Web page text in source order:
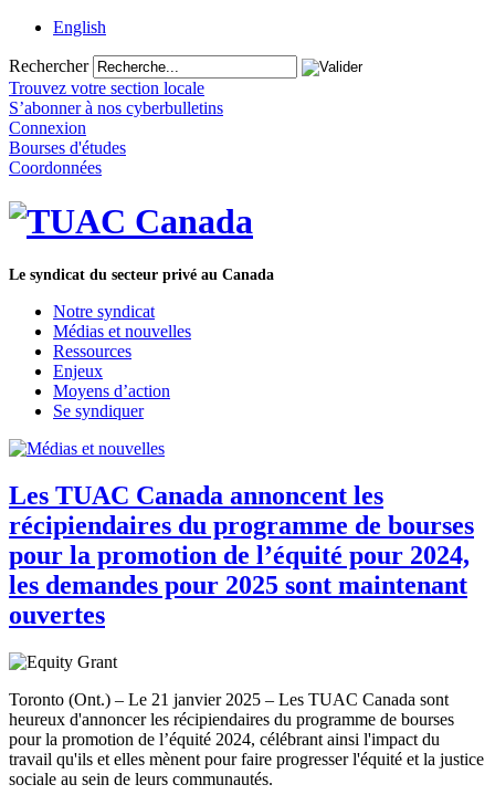
English
Rechercher
Trouvez votre section locale
S’abonner à nos cyberbulletins
Connexion
Bourses d'études
Coordonnées
Le syndicat du secteur privé au Canada
Notre syndicat
Médias et nouvelles
Ressources
Enjeux
Moyens d’action
Se syndiquer
Les TUAC Canada annoncent les
récipiendaires du programme de bourses
pour la promotion de l’équité pour 2024,
les demandes pour 2025 sont maintenant
ouvertes
Toronto (Ont.) – Le 21 janvier 2025 – Les TUAC Canada sont
heureux d'annoncer les récipiendaires du programme de bourses
pour la promotion de l’équité 2024, célébrant ainsi l'impact du
travail qu'ils et elles mènent pour faire progresser l'équité et la justice
sociale au sein de leurs communautés.